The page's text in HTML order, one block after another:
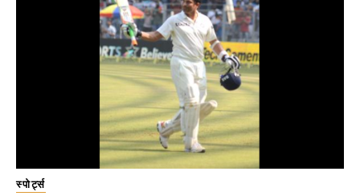
स्पोर्ट्स